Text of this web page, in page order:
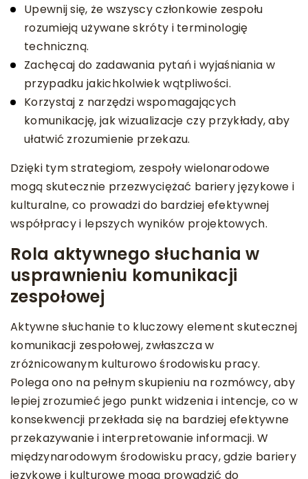
Upewnij się, że wszyscy członkowie zespołu
rozumieją używane skróty i terminologię
techniczną.
Zachęcaj do zadawania pytań i wyjaśniania w
przypadku jakichkolwiek wątpliwości.
Korzystaj z narzędzi wspomagających
komunikację, jak wizualizacje czy przykłady, aby
ułatwić zrozumienie przekazu.
Dzięki tym strategiom, zespoły wielonarodowe
mogą skutecznie przezwyciężać bariery językowe i
kulturalne, co prowadzi do bardziej efektywnej
współpracy i lepszych wyników projektowych.
Rola aktywnego słuchania w
usprawnieniu komunikacji
zespołowej
Aktywne słuchanie to kluczowy element skutecznej
komunikacji zespołowej, zwłaszcza w
zróżnicowanym kulturowo środowisku pracy.
Polega ono na pełnym skupieniu na rozmówcy, aby
lepiej zrozumieć jego punkt widzenia i intencje, co w
konsekwencji przekłada się na bardziej efektywne
przekazywanie i interpretowanie informacji. W
międzynarodowym środowisku pracy, gdzie bariery
językowe i kulturowe mogą prowadzić do